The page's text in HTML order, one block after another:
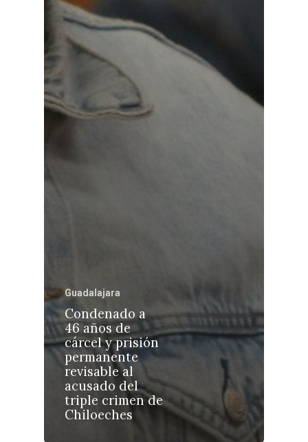
Guadalajara
Condenado a
46 años de
cárcel y prisión
permanente
revisable al
acusado del
triple crimen de
Chiloeches
Castilla-La
Toledo
Ciudad Real
Albacete
Cuenca
Guadalajara
Sanidad
Economía
Educación
Cultura